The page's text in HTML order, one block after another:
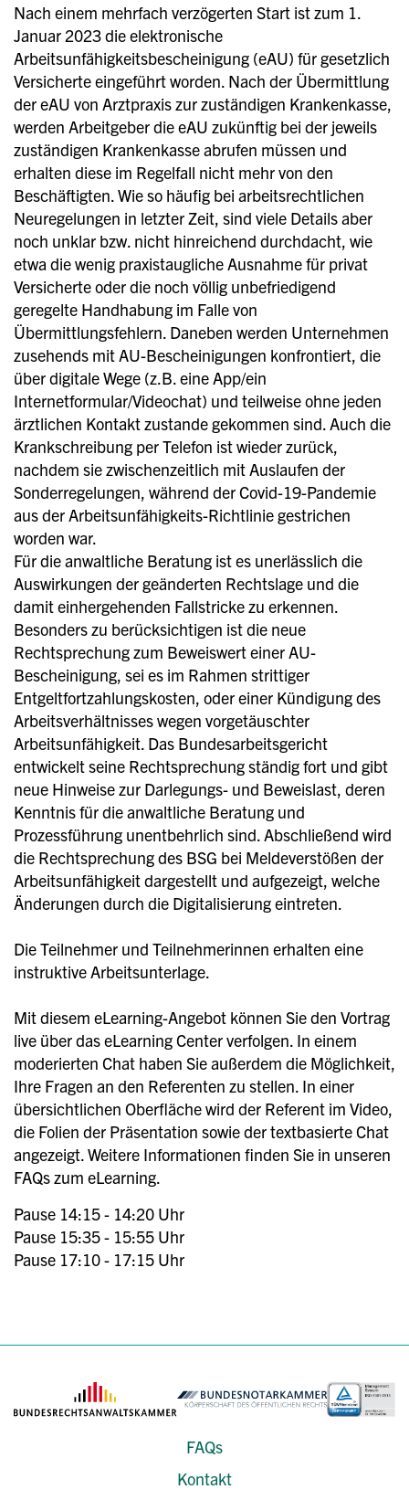
Nach einem mehrfach verzögerten Start ist zum 1.
Januar 2023 die elektronische
Arbeitsunfähigkeitsbescheinigung (eAU) für gesetzlich
Versicherte eingeführt worden. Nach der Übermittlung
der eAU von Arztpraxis zur zuständigen Krankenkasse,
werden Arbeitgeber die eAU zukünftig bei der jeweils
zuständigen Krankenkasse abrufen müssen und
erhalten diese im Regelfall nicht mehr von den
Beschäftigten. Wie so häufig bei arbeitsrechtlichen
Neuregelungen in letzter Zeit, sind viele Details aber
noch unklar bzw. nicht hinreichend durchdacht, wie
etwa die wenig praxistaugliche Ausnahme für privat
Versicherte oder die noch völlig unbefriedigend
geregelte Handhabung im Falle von
Übermittlungsfehlern. Daneben werden Unternehmen
zusehends mit AU-Bescheinigungen konfrontiert, die
über digitale Wege (z.B. eine App/ein
Internetformular/Videochat) und teilweise ohne jeden
ärztlichen Kontakt zustande gekommen sind. Auch die
Krankschreibung per Telefon ist wieder zurück,
nachdem sie zwischenzeitlich mit Auslaufen der
Sonderregelungen, während der Covid-19-Pandemie
aus der Arbeitsunfähigkeits-Richtlinie gestrichen
worden war.
Für die anwaltliche Beratung ist es unerlässlich die
Auswirkungen der geänderten Rechtslage und die
damit einhergehenden Fallstricke zu erkennen.
Besonders zu berücksichtigen ist die neue
Rechtsprechung zum Beweiswert einer AU-
Bescheinigung, sei es im Rahmen strittiger
Entgeltfortzahlungskosten, oder einer Kündigung des
Arbeitsverhältnisses wegen vorgetäuschter
Arbeitsunfähigkeit. Das Bundesarbeitsgericht
entwickelt seine Rechtsprechung ständig fort und gibt
neue Hinweise zur Darlegungs- und Beweislast, deren
Kenntnis für die anwaltliche Beratung und
Prozessführung unentbehrlich sind. Abschließend wird
die Rechtsprechung des BSG bei Meldeverstößen der
Arbeitsunfähigkeit dargestellt und aufgezeigt, welche
Änderungen durch die Digitalisierung eintreten.
Die Teilnehmer und Teilnehmerinnen erhalten eine
instruktive Arbeitsunterlage.
Mit diesem eLearning-Angebot können Sie den Vortrag
live über das eLearning Center verfolgen. In einem
moderierten Chat haben Sie außerdem die Möglichkeit,
Ihre Fragen an den Referenten zu stellen. In einer
übersichtlichen Oberfläche wird der Referent im Video,
die Folien der Präsentation sowie der textbasierte Chat
angezeigt. Weitere Informationen finden Sie in unseren
FAQs zum eLearning.
Pause 14:15 - 14:20 Uhr
Pause 15:35 - 15:55 Uhr
Pause 17:10 - 17:15 Uhr
FAQs
Kontakt